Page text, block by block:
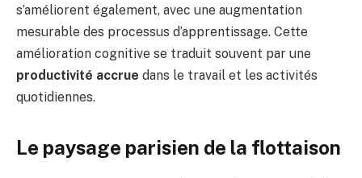
s’améliorent également, avec une augmentation
mesurable des processus d’apprentissage. Cette
amélioration cognitive se traduit souvent par une
productivité accrue dans le travail et les activités
quotidiennes.
Le paysage parisien de la flottaison